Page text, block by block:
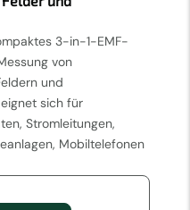
3-in-1-EMF-
von
und
sich für
Stromleitungen,
Mobiltelefonen